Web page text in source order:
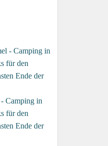
Camping in
für den
Ende der